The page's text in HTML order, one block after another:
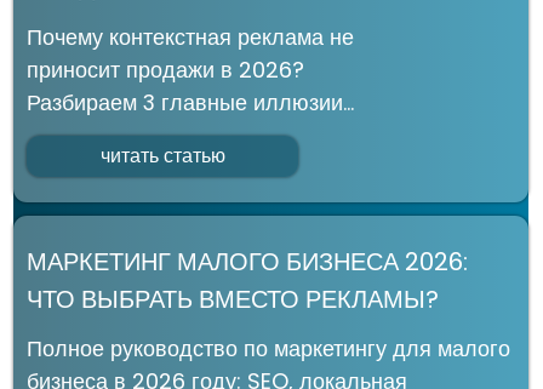
РАЗРАБОТКА САЙТА
АУДИТ КОНТЕКСТНОЙ
РЕКЛАМЫ
SEO АУДИТ САЙТА
КОНТЕКСТНАЯ РЕКЛАМА
SEO ПРОДВИЖЕНИЕ
КОНТАКТЫ
БЛОГ
КЕЙСЫ
ПОЛИТИКА
ПОЛУЧИТЬ КОНСУЛЬТАЦИЮ